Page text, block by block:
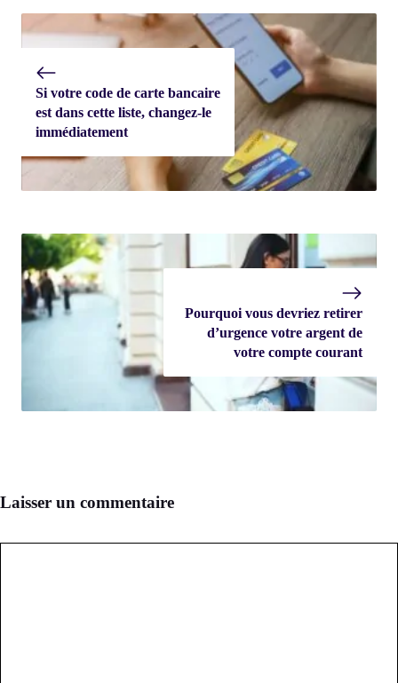
Si votre code de carte bancaire
est dans cette liste, changez-le
immédiatement
Pourquoi vous devriez retirer
d’urgence votre argent de
votre compte courant
Laisser un commentaire